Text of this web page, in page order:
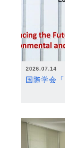
2026.07.14
国際学会